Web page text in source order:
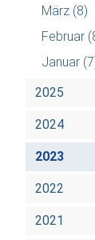
März (8)
Februar
Januar
2025
2024
2023
2022
2021